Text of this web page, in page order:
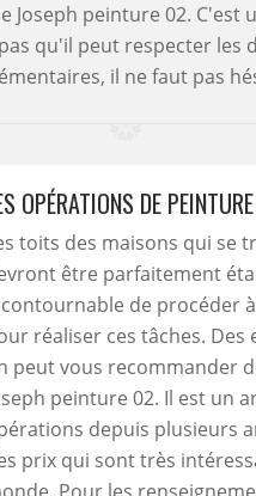
Joseph peinture 02.
qu'il peut respecter les
il ne faut pas
OPÉRATIONS DE
toits des maisons qui se
être parfaitement
de procéder
réaliser ces tâches.
peut vous recommander
peinture 02. Il est un
depuis plusieurs
prix qui sont très